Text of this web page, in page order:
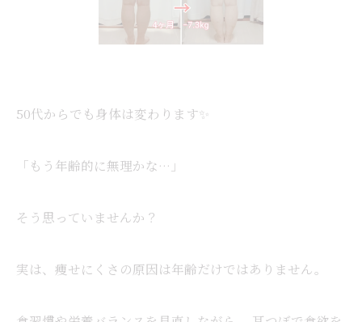
50代からでも身体は変わります✨
「もう年齢的に無理かな…」
そう思っていませんか？
実は、痩せにくさの原因は年齢だけではありません。